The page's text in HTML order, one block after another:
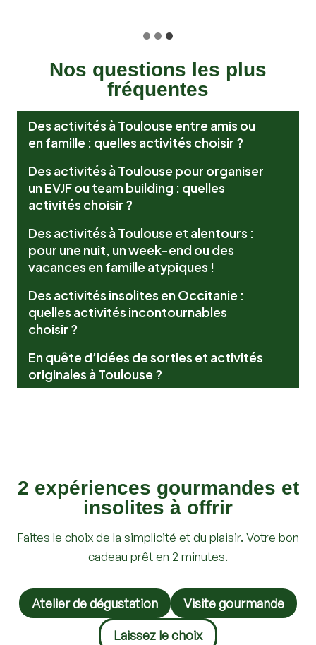
Nos questions les plus
fréquentes
Des activités à Toulouse entre amis ou
en famille : quelles activités choisir ?
Des activités à Toulouse pour organiser
un EVJF ou team building : quelles
activités choisir ?
Des activités à Toulouse et alentours :
pour une nuit, un week-end ou des
vacances en famille atypiques !
Des activités insolites en Occitanie :
quelles activités incontournables
choisir ?
En quête d’idées de sorties et activités
originales à Toulouse ?
2 expériences gourmandes et
insolites à offrir
Faites le choix de la simplicité et du plaisir. Votre bon
cadeau prêt en 2 minutes.
Atelier de dégustation Visite gourmande
Laissez le choix